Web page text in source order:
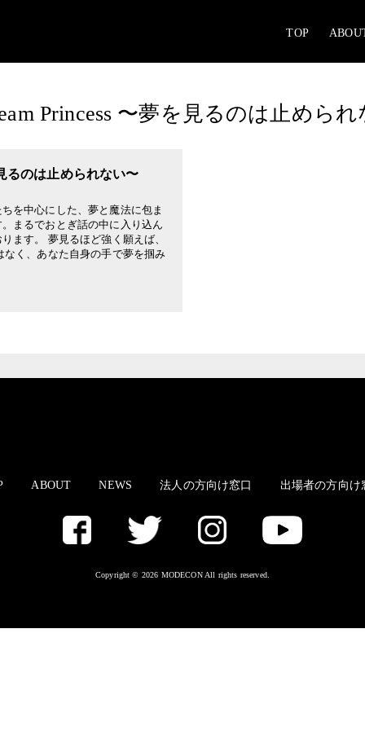
TOP
Princess 〜夢を見るのは止めら
るのは止められない〜
を中心にした、夢と魔法に包ま
まるでおとぎ話の中に入り込ん
ます。 夢見るほど強く願えば、
く、あなた自身の手で夢を掴み
ABOUT NEWS 法人の方向け窓口 出場者の方向け
Copyright © 2026 MODECON All rights reserved.